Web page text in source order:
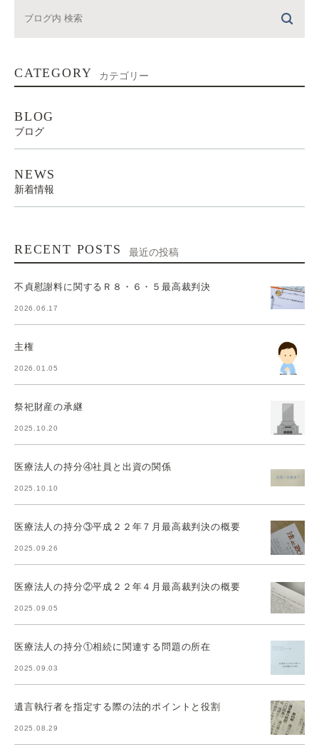
CATEGORY カテゴリー
BLOG
ブログ
NEWS
新着情報
RECENT POSTS 最近の投稿
不貞慰謝料に関するＲ８・６・５最高裁判決
2026.06.17
主権
2026.01.05
祭祀財産の承継
2025.10.20
医療法人の持分④社員と出資の関係
2025.10.10
医療法人の持分③平成２２年７月最高裁判決の概要
2025.09.26
医療法人の持分②平成２２年４月最高裁判決の概要
2025.09.05
医療法人の持分①相続に関連する問題の所在
2025.09.03
遺言執行者を指定する際の法的ポイントと役割
2025.08.29